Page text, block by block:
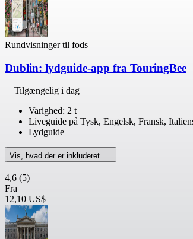
Rundvisninger til fods
Dublin: lydguide-app fra TouringBee
Tilgængelig i dag
Varighed: 2 t
Liveguide på Tysk, Engelsk, Fransk,
Lydguide
Vis, hvad der er inkluderet
4,6 (5)
Fra
12,10 US$